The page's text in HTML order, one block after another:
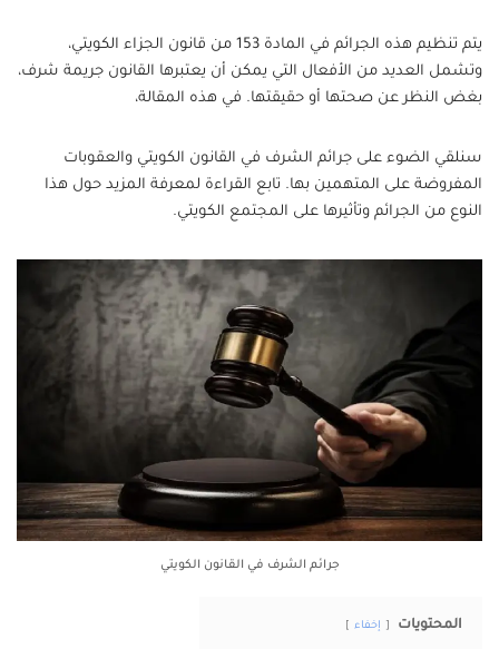
يتم تنظيم هذه الجرائم في المادة 153 من قانون الجزاء الكويتي،
وتشمل العديد من الأفعال التي يمكن أن يعتبرها القانون جريمة شرف،
بغض النظر عن صحتها أو حقيقتها. في هذه المقالة،
سنلقي الضوء على جرائم الشرف في القانون الكويتي والعقوبات
المفروضة على المتهمين بها. تابع القراءة لمعرفة المزيد حول هذا
النوع من الجرائم وتأثيرها على المجتمع الكويتي.
جرائم الشرف في القانون الكويتي
المحتويات إخفاء